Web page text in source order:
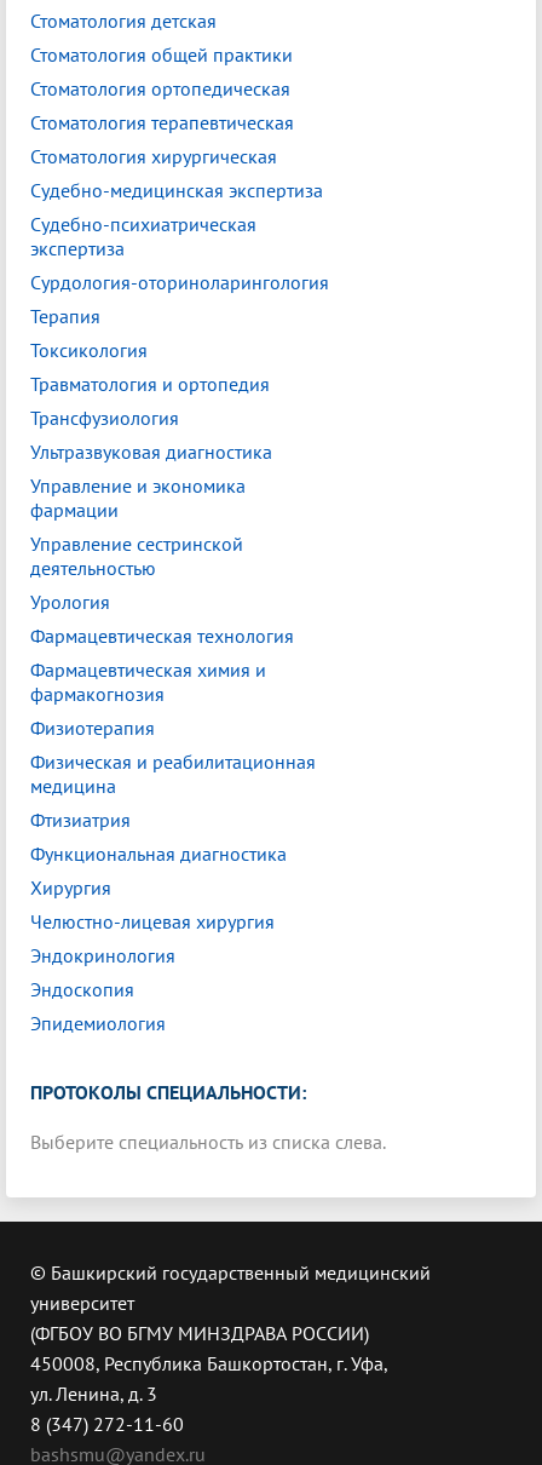
Стоматология детская
Стоматология общей практики
Стоматология ортопедическая
Стоматология терапевтическая
Стоматология хирургическая
Судебно-медицинская экспертиза
Судебно-психиатрическая
экспертиза
Сурдология-оториноларингология
Терапия
Токсикология
Травматология и ортопедия
Трансфузиология
Ультразвуковая диагностика
Управление и экономика
фармации
Управление сестринской
деятельностью
Урология
Фармацевтическая технология
Фармацевтическая химия и
фармакогнозия
Физиотерапия
Физическая и реабилитационная
медицина
Фтизиатрия
Функциональная диагностика
Хирургия
Челюстно-лицевая хирургия
Эндокринология
Эндоскопия
Эпидемиология
ПРОТОКОЛЫ СПЕЦИАЛЬНОСТИ:
Выберите специальность из списка слева.
© Башкирский государственный медицинский
университет
(ФГБОУ ВО БГМУ МИНЗДРАВА РОССИИ)
450008, Республика Башкортостан, г. Уфа,
ул. Ленина, д. 3
8 (347) 272-11-60
bashsmu@yandex.ru